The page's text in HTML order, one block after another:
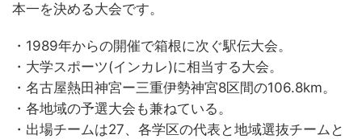
本一を決める大会です。
・1989年からの開催で箱根に次ぐ駅伝大会。
・大学スポーツ(インカレ)に相当する大会。
・名古屋熱田神宮ー三重伊勢神宮8区間の106.8km。
・各地域の予選大会も兼ねている。
・出場チームは27、各学区の代表と地域選抜チームと